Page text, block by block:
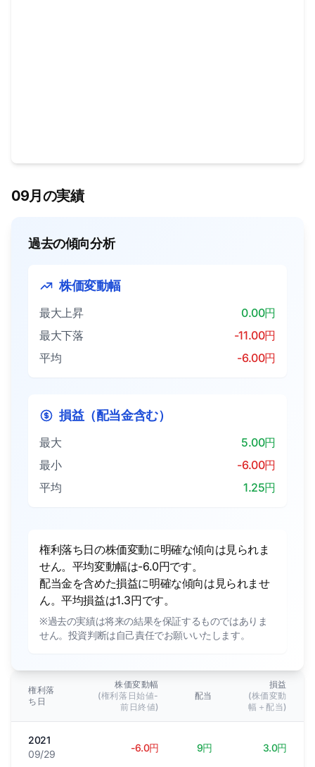
09月の実績
過去の傾向分析
株価変動幅
最大上昇
0.00円
最大下落
-11.00円
平均
-6.00円
損益（配当金含む）
最大
5.00円
最小
-6.00円
平均
1.25円
権利落ち日の株価変動に明確な傾向は見られま
せん。平均変動幅は-6.0円です。
配当金を含めた損益に明確な傾向は見られませ
ん。平均損益は1.3円です。
※過去の実績は将来の結果を保証するものではありま
せん。投資判断は自己責任でお願いいたします。
権利落
ち日
株価変動幅
(権利落日始値-
前日終値)
配当
損益
(株価変動
幅＋配当)
2021
09/29
-6.0円 9円 3.0円